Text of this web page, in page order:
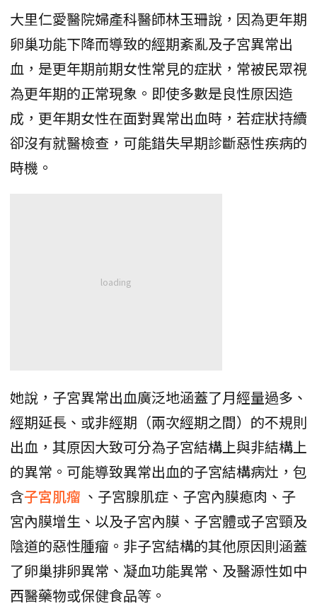
大里仁愛醫院婦產科醫師林玉珊說，因為更年期
卵巢功能下降而導致的經期紊亂及子宮異常出
血，是更年期前期女性常見的症狀，常被民眾視
為更年期的正常現象。即使多數是良性原因造
成，更年期女性在面對異常出血時，若症狀持續
卻沒有就醫檢查，可能錯失早期診斷惡性疾病的
時機。
她說，子宮異常出血廣泛地涵蓋了月經量過多、
經期延長、或非經期（兩次經期之間）的不規則
出血，其原因大致可分為子宮結構上與非結構上
的異常。可能導致異常出血的子宮結構病灶，包
含子宮肌瘤 、子宮腺肌症、子宮內膜瘜肉、子
宮內膜增生、以及子宮內膜、子宮體或子宮頸及
陰道的惡性腫瘤。非子宮結構的其他原因則涵蓋
了卵巢排卵異常、凝血功能異常、及醫源性如中
西醫藥物或保健食品等。